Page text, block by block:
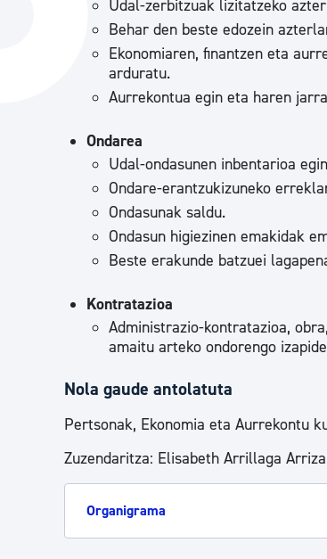
Hiria
Hiria orain
Udal-zerbitzuak lizitatzeko
Behar den beste edozein
Ekonomiaren, finantzen eta
arduratu.
Aurrekontua egin eta haren
Ondarea
Udal-ondasunen inbentarioa
Ondare-erantzukizuneko
Ondasunak saldu.
Ondasun higiezinen emakidak
Beste erakunde batzuei
Kontratazioa
Administrazio-kontratazioa,
amaitu arteko ondorengo
Nola gaude antolatuta
Pertsonak, Ekonomia eta Aurrekontu
Zuzendaritza: Elisabeth Arrillaga
Organigrama